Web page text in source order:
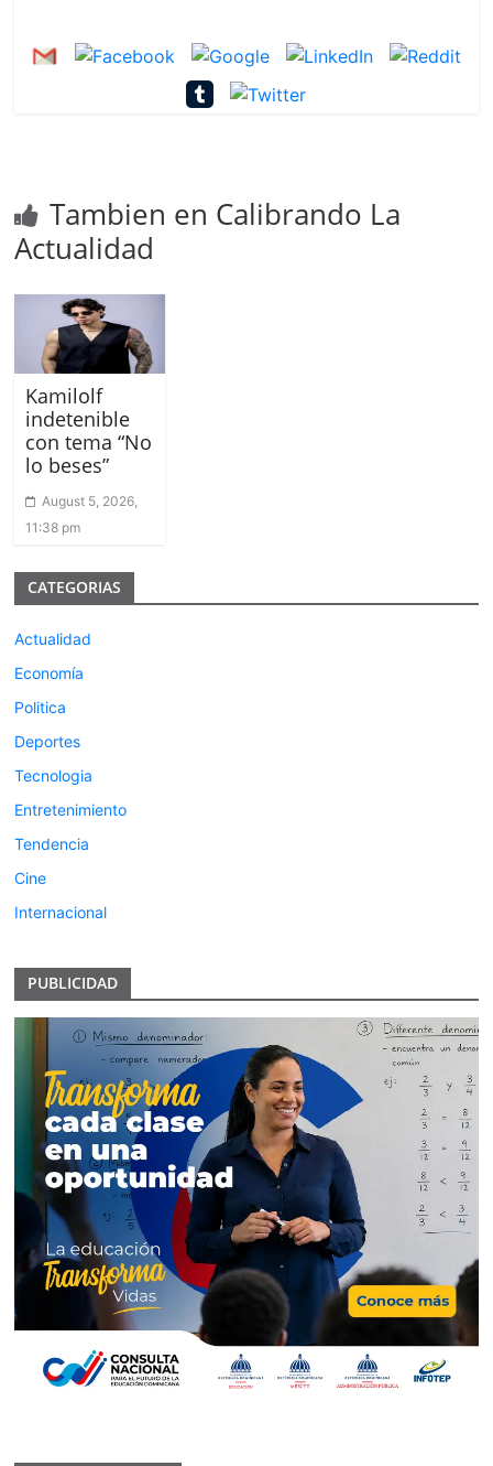
Tambien en Calibrando La
Actualidad
Kamilolf
indetenible
con tema “No
lo beses”
August 5, 2026,
11:38 pm
CATEGORIAS
Actualidad
Economía
Politica
Deportes
Tecnologia
Entretenimiento
Tendencia
Cine
Internacional
PUBLICIDAD